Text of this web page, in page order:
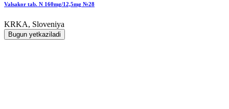
Valsakor tab. N 160mg/12,5mg №28
KRKA, Sloveniya
Bugun yetkaziladi